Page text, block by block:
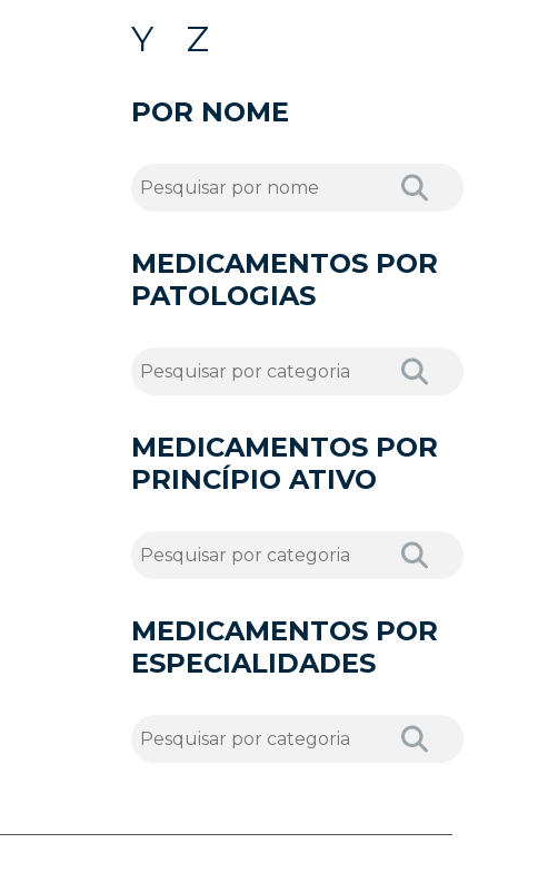
Y
Z
POR NOME
MEDICAMENTOS POR
PATOLOGIAS
MEDICAMENTOS POR
PRINCÍPIO ATIVO
MEDICAMENTOS POR
ESPECIALIDADES